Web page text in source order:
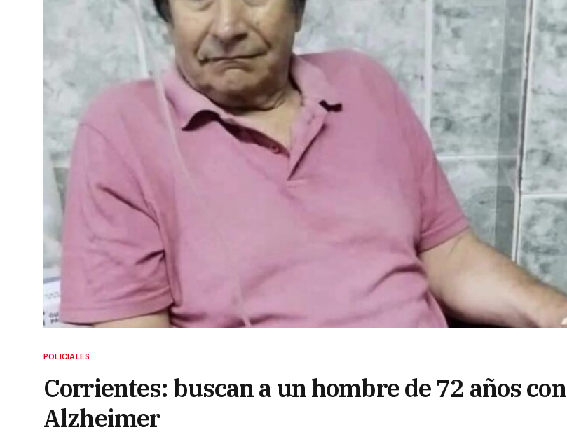
POLICIALES
Corrientes: buscan a un hombre de 72 años con
Alzheimer